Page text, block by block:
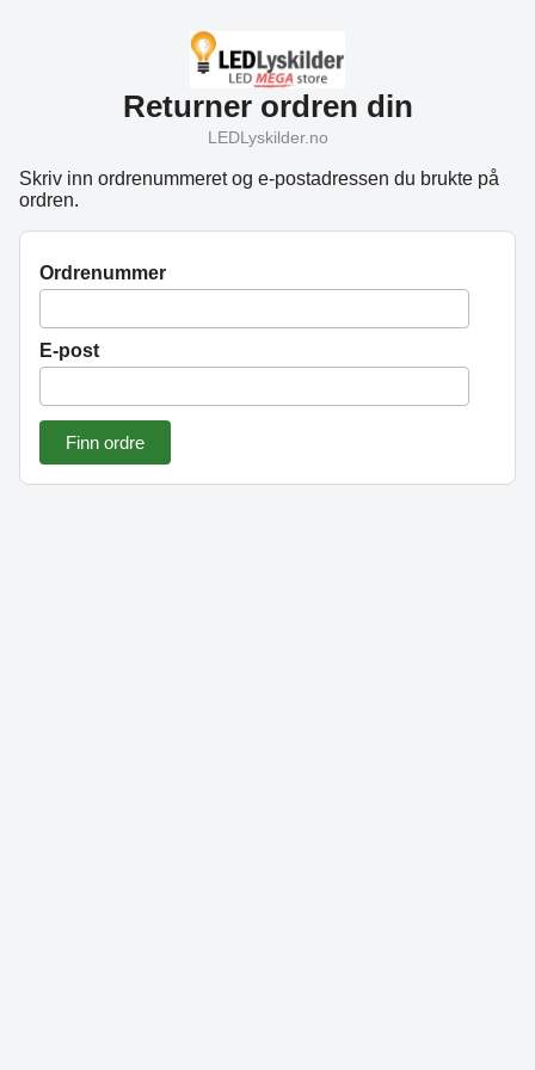
Returner ordren din
LEDLyskilder.no
Skriv inn ordrenummeret og e-postadressen du brukte på
ordren.
Ordrenummer
E-post
Finn ordre